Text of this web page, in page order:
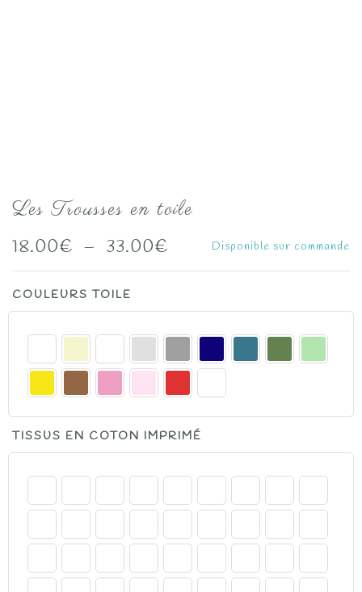
Les Trousses en toile
18.00€ – 33.00€ Plage
de
prix :
18.00€
à
33.00€
Disponible sur commande
COULEURS TOILE
TISSUS EN COTON IMPRIMÉ